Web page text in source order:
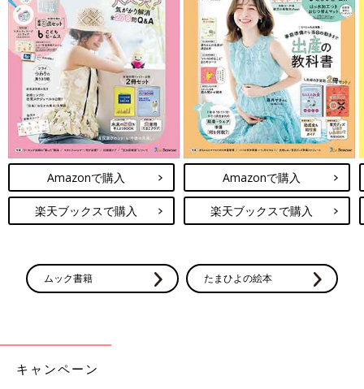
Amazonで購入
楽天ブックスで購入
Amazonで購入
楽天ブックスで購入
ムック書籍 たまひよの絵本
キャンペーン